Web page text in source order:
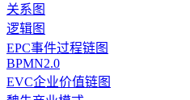
关系图
逻辑图
EPC事件过程链图
BPMN2.0
EVC企业价值链图